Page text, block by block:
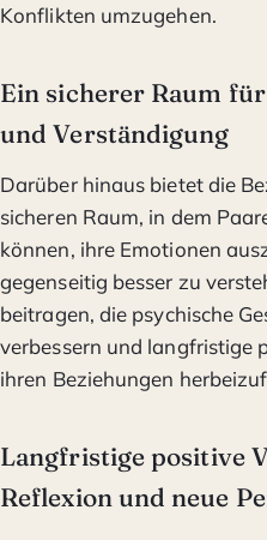
Konflikten umzugehen.
Ein sicherer Raum
und Verständigung
Darüber hinaus bietet die
sicheren Raum, in dem
können, ihre Emotionen
gegenseitig besser zu
beitragen, die psychische
verbessern und langfristige
ihren Beziehungen
Langfristige positive
Reflexion und neue